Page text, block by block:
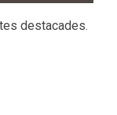
destacades.